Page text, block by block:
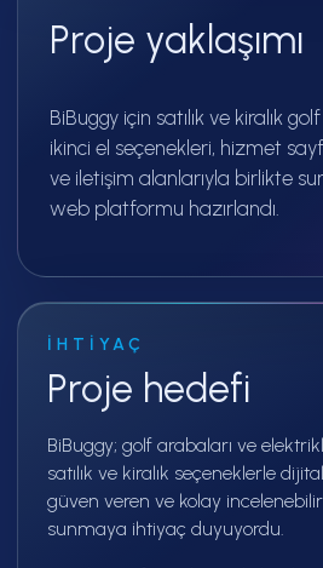
Proje yaklaşımı
BiBuggy için satılık ve kiralık golf
ikinci el seçenekleri, hizmet
ve iletişim alanlarıyla birlikte
web platformu hazırlandı.
İHTIYAÇ
Proje hedefi
BiBuggy; golf arabaları ve
satılık ve kiralık seçeneklerle
güven veren ve kolay
sunmaya ihtiyaç duyuyordu.